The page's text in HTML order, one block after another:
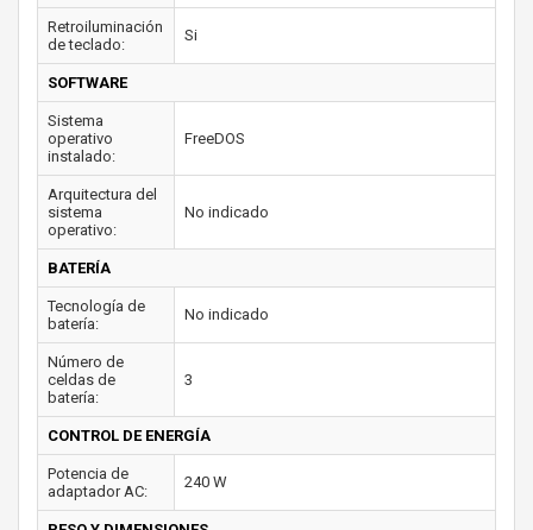
Retroiluminación
de teclado:
Si
SOFTWARE
Sistema
operativo
instalado:
FreeDOS
Arquitectura del
sistema
operativo:
No indicado
BATERÍA
Tecnología de
batería:
No indicado
Número de
celdas de
batería:
3
CONTROL DE ENERGÍA
Potencia de
adaptador AC:
240 W